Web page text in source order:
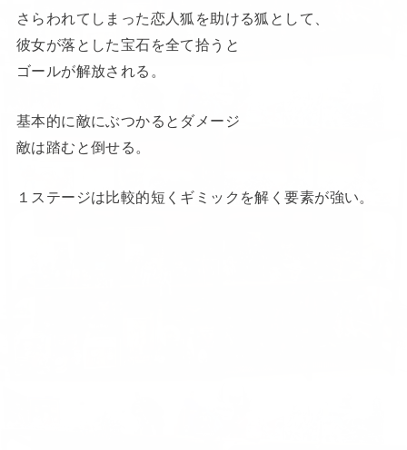
さらわれてしまった恋人狐を助ける狐として、
彼女が落とした宝石を全て拾うと
ゴールが解放される。
基本的に敵にぶつかるとダメージ
敵は踏むと倒せる。
１ステージは比較的短くギミックを解く要素が強い。